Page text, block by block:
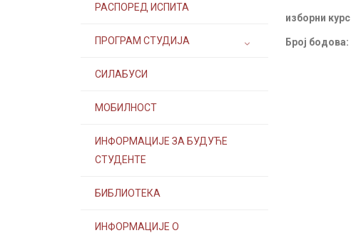
РАСПОРЕД ИСПИТА
ПРОГРАМ СТУДИЈА
СИЛАБУСИ
МОБИЛНОСТ
ИНФОРМАЦИЈЕ ЗА БУДУЋЕ
СТУДЕНТЕ
БИБЛИОТЕКА
ИНФОРМАЦИЈЕ О
изборни курс
Број бодова: